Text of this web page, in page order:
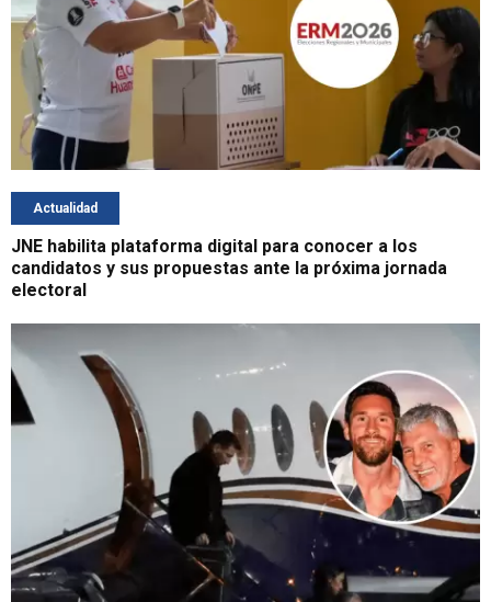
Actualidad
JNE habilita plataforma digital para conocer a los
candidatos y sus propuestas ante la próxima jornada
electoral